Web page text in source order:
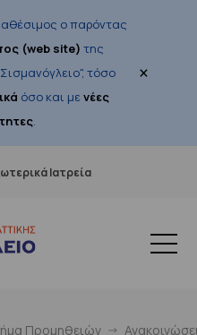
ο παρόντας
(web site) της
τόσο
όσο και μενέες
.
×
Ιατρεία
Προμηθειών